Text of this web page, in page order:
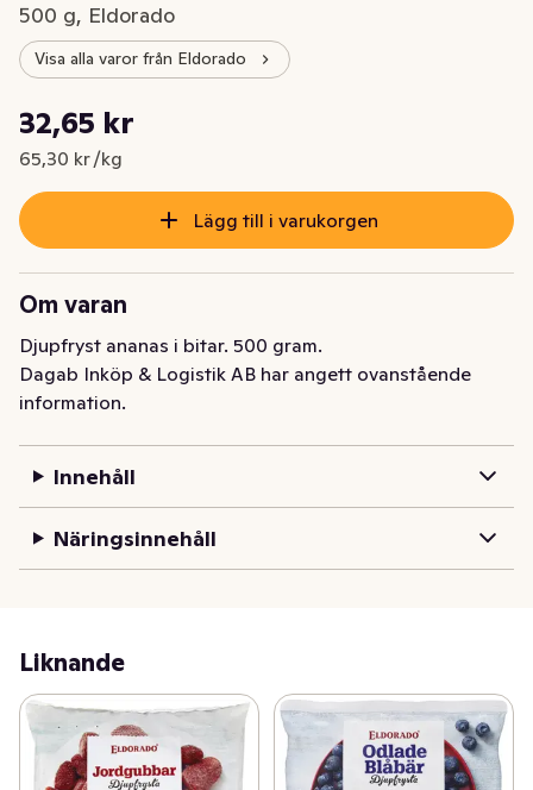
500 g, Eldorado
Visa alla varor från Eldorado
Nuvarande pris är: 32,65 kr
32,65 kr
65,30 kr /kg
Styckpris: 65,30 kr /kg
Lägg till i varukorgen
Om varan
Djupfryst ananas i bitar. 500 gram.
Dagab Inköp & Logistik AB har angett ovanstående
information.
Innehåll
Näringsinnehåll
Liknande